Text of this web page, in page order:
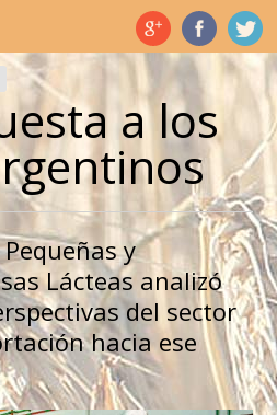
a los
y
Lácteas analizó
del sector
hacia ese